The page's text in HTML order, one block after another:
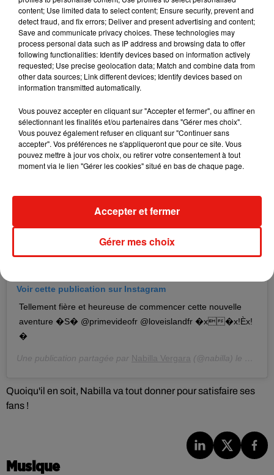
Voir cette publication sur Instagram
Thanks babe @vergarathomas for this beautiful sky view
�x"
Une publication partagée parNabilla Vergara
Voir cette publication sur Instagram
Tellement fière et heureuse de commencer cette nouvelle
aventure �S� @primevideofr @loveislandfr �x�x!Èx!
�
Une publication partagée par Nabilla Vergara (@nabilla) le 29
Quoiqu'il en soit, Nabilla va tout donner pour satisfaire ses
fans !
Musique
content; Use limited data to select content; Ensure security, prevent and
detect fraud, and fix errors; Deliver and present advertising and content;
Save and communicate privacy choices. These technologies may
process personal data such as IP address and browsing data to offer
following functionalities: Identify devices based on information actively
requested; Use precise geolocation data; Match and combine data from
other data sources; Link different devices; Identify devices based on
information transmitted automatically.
Vous pouvez accepter en cliquant sur "Accepter et fermer", ou affiner en
sélectionnant les finalités et/ou partenaires dans "Gérer mes choix".
Vous pouvez également refuser en cliquant sur "Continuer sans
accepter". Vos préférences ne s'appliqueront que pour ce site. Vous
pouvez mettre à jour vos choix, ou retirer votre consentement à tout
moment via le lien "Gérer les cookies" situé en bas de chaque page.
Gérer mes choix
Accepter et fermer